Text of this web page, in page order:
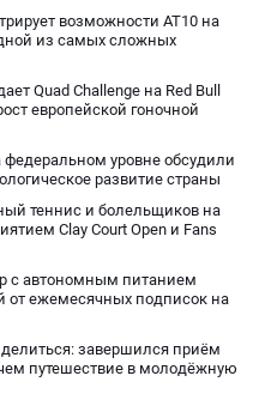
возможности AT10 на
из самых сложных
Quad Challenge на Red Bull
европейской гоночной
уровне обсудили
развитие страны
теннис и болельщиков на
Clay Court Open и Fans
с автономным питанием
от ежемесячных подписок на
завершился приём
путешествие в молодёжную